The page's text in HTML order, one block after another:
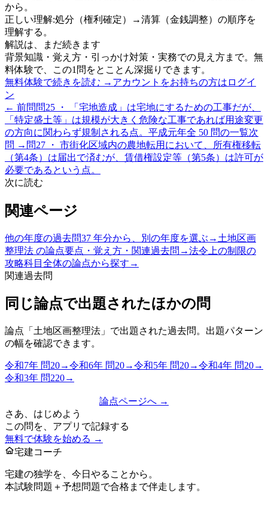
から。
正しい理解:処分（権利確定）→清算（金銭調整）の順序を
理解する。
解説は、まだ続きます
背景知識・覚え方・引っかけ対策・実務での見え方まで。無
料体験で、この1問をとことん深掘りできます。
無料体験で続きを読む → アカウントをお持ちの方はログイ
ン
← 前問 問25 ・ 「宅地造成」は宅地にするための工事だが、
「特定盛土等」は規模が大きく危険な工事であれば用途変更
の方向に関わらず規制される点。 平成元年全 50 問の一覧次
問 → 問27 ・ 市街化区域内の農地転用において、所有権移転
（第4条）は届出で済むが、賃借権設定等（第5条）は許可が
必要であるという点。
次に読む
関連ページ
他の年度の過去問37 年分から、別の年度を選ぶ → 土地区画
整理法 の論点要点・覚え方・関連過去問 →法令上の制限の
攻略科目全体の論点から探す →
関連過去問
同じ論点で出題されたほかの問
論点「 土地区画整理法 」で出題された過去問。出題パターン
の幅を確認できます。
令和7年 問20→令和6年 問20→令和5年 問20→令和4年 問20→
令和3年 問220→
論点ページへ →
さあ、はじめよう
この問を、アプリで記録する
無料で体験を始める →
宅建コーチ
宅建の独学を、今日やることから。
本試験問題＋予想問題で合格まで伴走します。